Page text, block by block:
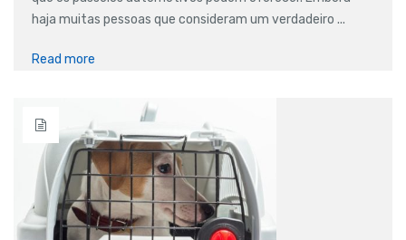
haja muitas pessoas que consideram um verdadeiro ...
Read more